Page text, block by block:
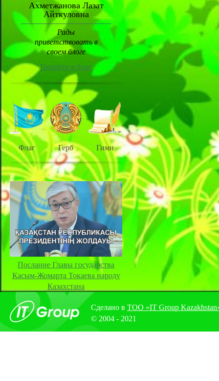
Ахметжанова Лазат
Айткуловна
Рады
приветствовать в
своем блоге
Перейти в блог
Флаг Герб Гимн
Послание Главы государства
Касым-Жомарта Токаева народу
Казахстана
Сделано в ТОО «IT Group
© 2004 - 2021